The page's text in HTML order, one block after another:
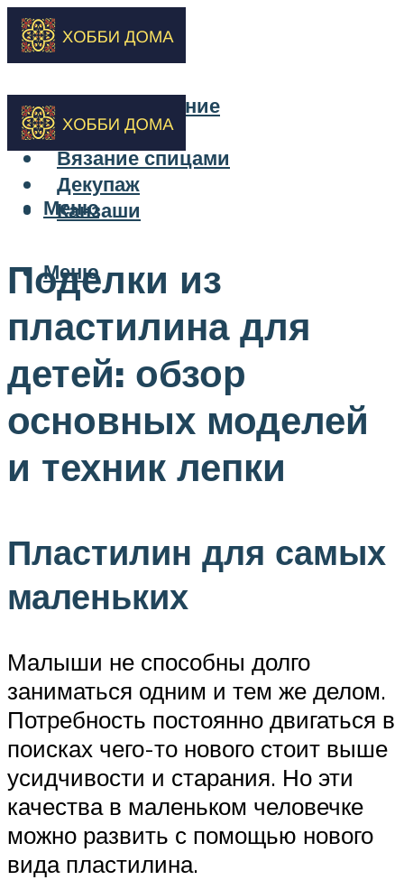
Бисероплетение
Вышивка
Вязание спицами
Декупаж
Канзаши
Меню
Меню
Поделки из
пластилина для
детей: обзор
основных моделей
и техник лепки
Пластилин для самых
маленьких
Малыши не способны долго
заниматься одним и тем же делом.
Потребность постоянно двигаться в
поисках чего-то нового стоит выше
усидчивости и старания. Но эти
качества в маленьком человечке
можно развить с помощью нового
вида пластилина.